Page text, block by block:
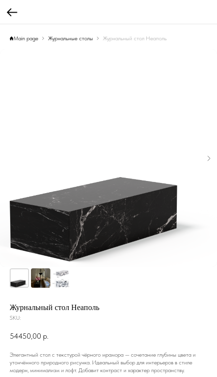
Main page Журнальные столы Журнальный стол Неаполь
Журнальный стол Неаполь
SKU:
54450,00 р.
Элегантный стол с текстурой чёрного мрамора — сочетание глубины цвета и
утончённого природного рисунка. Идеальный выбор для интерьеров в стиле
модерн, минимализм и лофт. Добавит контраст и характер пространству.